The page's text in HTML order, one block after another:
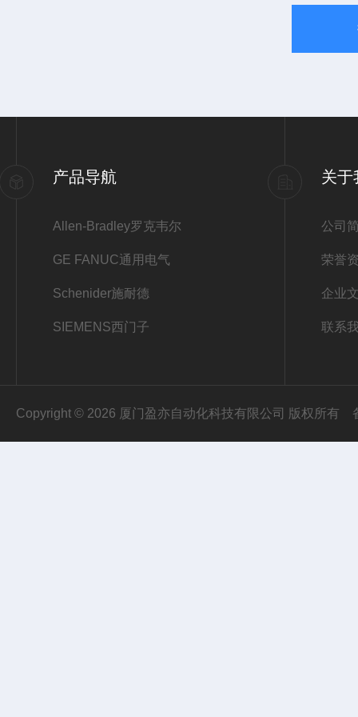
产品导航
Allen-Bradley罗克韦尔
GE FANUC通用电气
Schenider施耐德
SIEMENS西门子
关于
公司
荣誉
企业
联系
Copyright © 2026 厦门盈亦自动化科技有限公司 版权所有